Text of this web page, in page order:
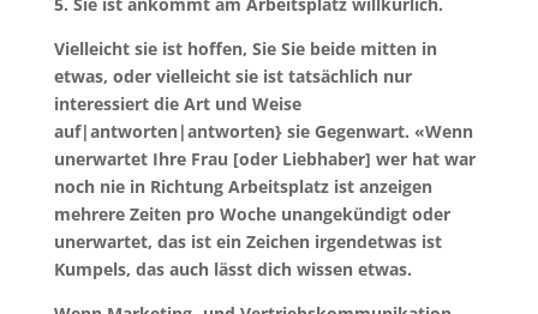
Vielleicht sie ist hoffen, Sie Sie beide mitten in
etwas, oder vielleicht sie ist tatsächlich nur
interessiert die Art und Weise
auf|antworten|antworten} sie Gegenwart. «Wenn
unerwartet Ihre Frau [oder Liebhaber] wer hat war
noch nie in Richtung Arbeitsplatz ist anzeigen
mehrere Zeiten pro Woche unangekündigt oder
unerwartet, das ist ein Zeichen irgendetwas ist
Kumpels, das auch lässt dich wissen etwas.